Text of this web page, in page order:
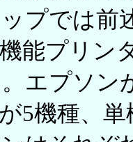
プでは前
能プリン
エプソン
5機種、